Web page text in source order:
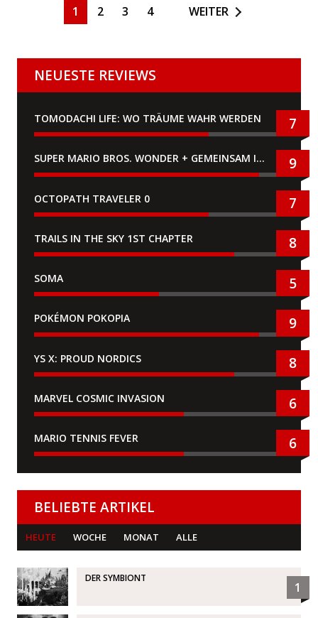
1 2 3 4 WEITER
NEUESTE REVIEWS
TOMODACHI LIFE: WO TRÄUME WAHR WERDEN 7
SUPER MARIO BROS. WONDER + GEMEINSAM IM BELLABEL-PARK 9
OCTOPATH TRAVELER 0 7
TRAILS IN THE SKY 1ST CHAPTER 8
SOMA 5
POKÉMON POKOPIA 9
YS X: PROUD NORDICS 8
MARVEL COSMIC INVASION 6
MARIO TENNIS FEVER 6
BELIEBTE ARTIKEL
HEUTE WOCHE MONAT ALLE
DER SYMBIONT
1